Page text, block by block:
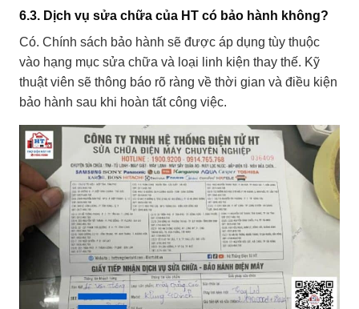
6.3. Dịch vụ sửa chữa của HT có bảo hành không?
Có. Chính sách bảo hành sẽ được áp dụng tùy thuộc
vào hạng mục sửa chữa và loại linh kiện thay thế. Kỹ
thuật viên sẽ thông báo rõ ràng về thời gian và điều kiện
bảo hành sau khi hoàn tất công việc.